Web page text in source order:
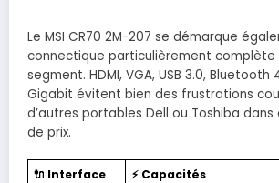
Le MSI CR70 2M-207 se démarque
connectique particulièrement complète
segment. HDMI, VGA, USB 3.0,
Gigabit évitent bien des frustrations
d’autres portables Dell ou Toshiba
de prix.
🔌 Interface
⚡ Capacités